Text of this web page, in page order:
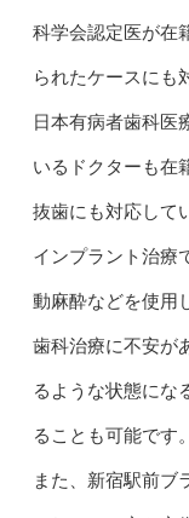
科学会認定医が在
られたケースにも
日本有病者歯科医
いるドクターも在
抜歯にも対応して
インプラント治療
動麻酔などを使用
歯科治療に不安が
るような状態にな
ることも可能です。
また、新宿駅前ブ